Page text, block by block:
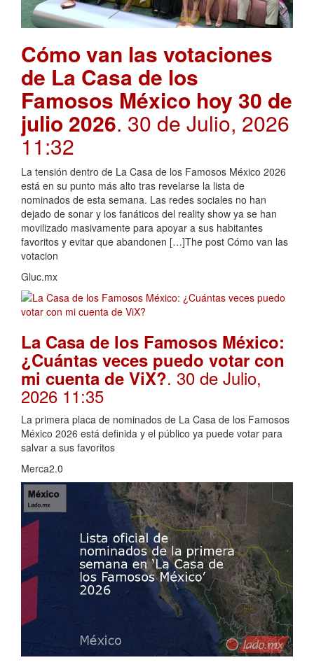
Cómo van las votaciones
de La Casa de los
Famosos México hoy 30 de
julio 2026. 30 de Julio, 2026
11:32
La tensión dentro de La Casa de los Famosos México 2026
está en su punto más alto tras revelarse la lista de
nominados de esta semana. Las redes sociales no han
dejado de sonar y los fanáticos del reality show ya se han
movilizado masivamente para apoyar a sus habitantes
favoritos y evitar que abandonen […]The post Cómo van las
votacion
Gluc.mx
La Casa de los Famosos México:
¿Cuántas veces puedo votar con
mi cuenta de ViX?. 30 de Julio,
2026 11:35
La primera placa de nominados de La Casa de los Famosos
México 2026 está definida y el público ya puede votar para
salvar a sus favoritos
Merca2.0